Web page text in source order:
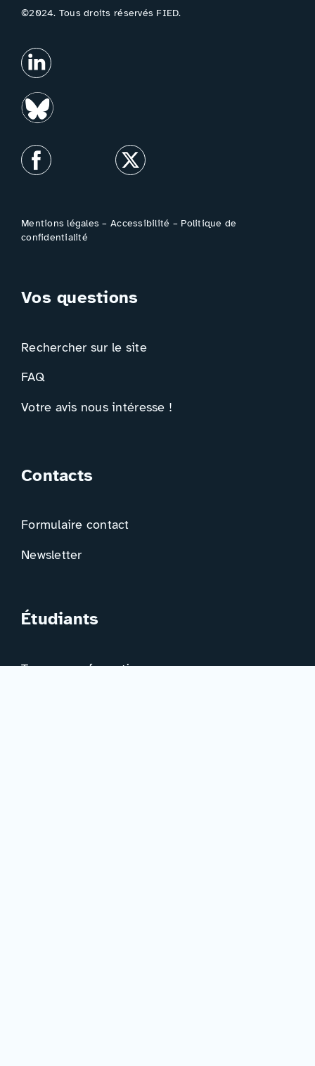
©2024. Tous droits réservés FIED.
Mentions légales –Accessibilité – Politique de
confidentialité
Vos questions
Rechercher sur le site
FAQ
Votre avis nous intéresse !
Contacts
Formulaire contact
Newsletter
Étudiants
Trouver ma formation